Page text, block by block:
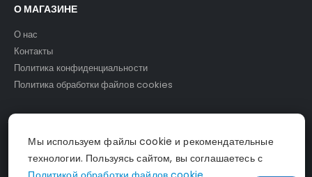
О МАГАЗИНЕ
О нас
Контакты
Политика конфиденциальности
Политика обработки файлов cookies
© Светомузыка. 2025.
Мы используем файлы cookie и рекомендательные
технологии. Пользуясь сайтом, вы соглашаетесь с